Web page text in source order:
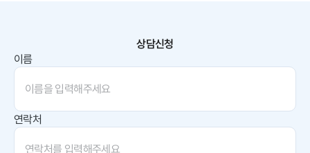
상담신청
이름
연락처